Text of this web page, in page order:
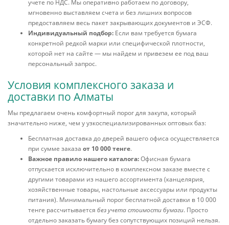
учете по НДС. Мы оперативно работаем по договору,
мгновенно выставляем счета и без лишних вопросов
предоставляем весь пакет закрывающих документов и ЭСФ.
Индивидуальный подбор: Если вам требуется бумага
конкретной редкой марки или специфической плотности,
которой нет на сайте — мы найдем и привезем ее под ваш
персональный запрос.
Условия комплексного заказа и
доставки по Алматы
Мы предлагаем очень комфортный порог для закупа, который
значительно ниже, чем у узкоспециализированных оптовых баз:
Бесплатная доставка до дверей вашего офиса осуществляется
при сумме заказа от 10 000 тенге.
Важное правило нашего каталога:Офисная бумага
отпускается исключительно в комплексном заказе вместе с
другими товарами из нашего ассортимента (канцелярия,
хозяйственные товары, настольные аксессуары или продукты
питания). Минимальный порог бесплатной доставки в 10 000
тенге рассчитывается без учета стоимости бумаги. Просто
отдельно заказать бумагу без сопутствующих позиций нельзя.